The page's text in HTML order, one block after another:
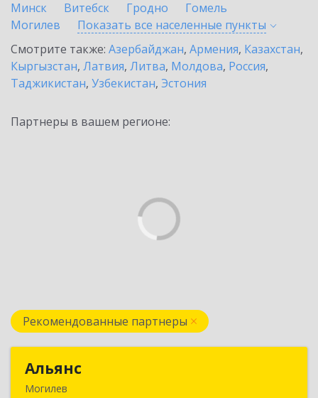
Минск
Витебск Гродно
Гомель
Могилев
Показать все населенные пункты
Смотрите также: Азербайджан, Армения, Казахстан,
Кыргызстан, Латвия, Литва, Молдова, Россия,
Таджикистан, Узбекистан, Эстония
Партнеры в вашем регионе:
Рекомендованные партнеры
Альянс
Могилев